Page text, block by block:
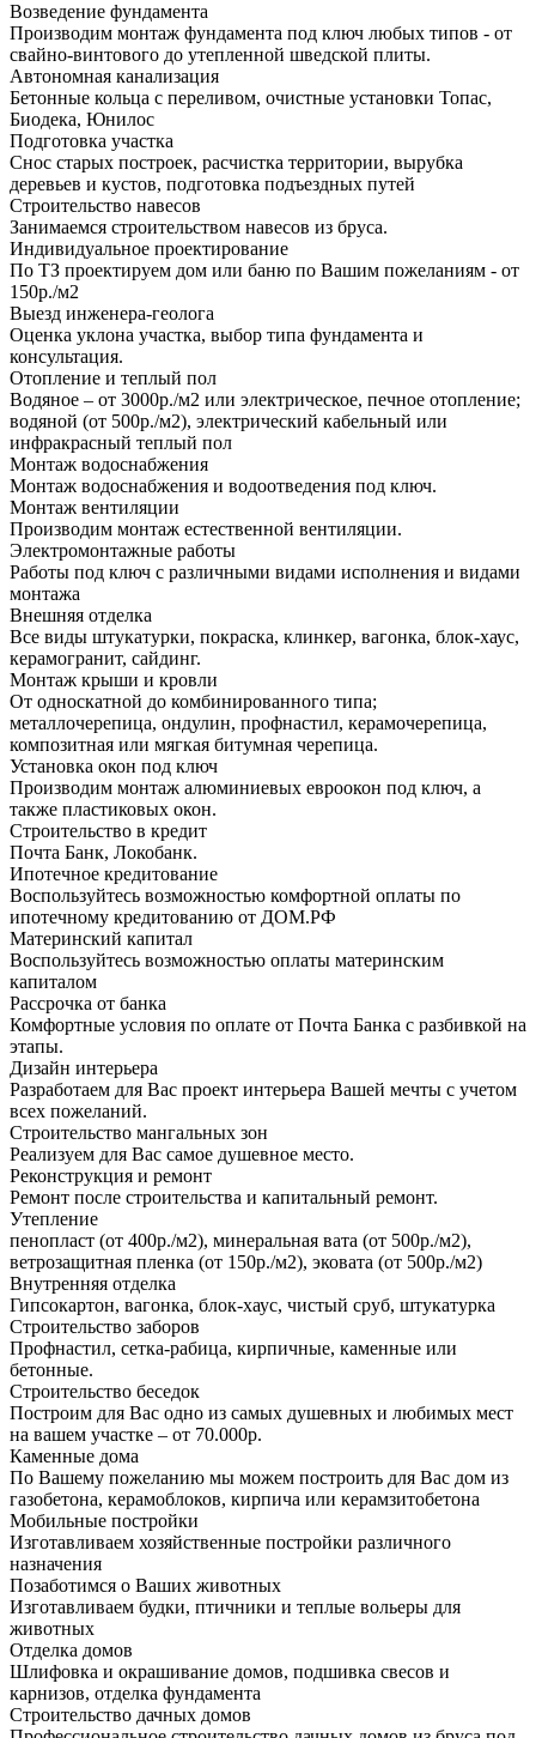
Возведение фундамента
Производим монтаж фундамента под ключ любых типов - от
свайно-винтового до утепленной шведской плиты.
Автономная канализация
Бетонные кольца с переливом, очистные установки Топас,
Биодека, Юнилос
Подготовка участка
Снос старых построек, расчистка территории, вырубка
деревьев и кустов, подготовка подъездных путей
Строительство навесов
Занимаемся строительством навесов из бруса.
Индивидуальное проектирование
По ТЗ проектируем дом или баню по Вашим пожеланиям - от
150р./м2
Выезд инженера-геолога
Оценка уклона участка, выбор типа фундамента и
консультация.
Отопление и теплый пол
Водяное – от 3000р./м2 или электрическое, печное отопление;
водяной (от 500р./м2), электрический кабельный или
инфракрасный теплый пол
Монтаж водоснабжения
Монтаж водоснабжения и водоотведения под ключ.
Монтаж вентиляции
Производим монтаж естественной вентиляции.
Электромонтажные работы
Работы под ключ с различными видами исполнения и видами
монтажа
Внешняя отделка
Все виды штукатурки, покраска, клинкер, вагонка, блок-хаус,
керамогранит, сайдинг.
Монтаж крыши и кровли
От односкатной до комбинированного типа;
металлочерепица, ондулин, профнастил, керамочерепица,
композитная или мягкая битумная черепица.
Установка окон под ключ
Производим монтаж алюминиевых евроокон под ключ, а
также пластиковых окон.
Строительство в кредит
Почта Банк, Локобанк.
Ипотечное кредитование
Воспользуйтесь возможностью комфортной оплаты по
ипотечному кредитованию от ДОМ.РФ
Материнский капитал
Воспользуйтесь возможностью оплаты материнским
капиталом
Рассрочка от банка
Комфортные условия по оплате от Почта Банка с разбивкой на
этапы.
Дизайн интерьера
Разработаем для Вас проект интерьера Вашей мечты с учетом
всех пожеланий.
Строительство мангальных зон
Реализуем для Вас самое душевное место.
Реконструкция и ремонт
Ремонт после строительства и капитальный ремонт.
Утепление
пенопласт (от 400р./м2), минеральная вата (от 500р./м2),
ветрозащитная пленка (от 150р./м2), эковата (от 500р./м2)
Внутренняя отделка
Гипсокартон, вагонка, блок-хаус, чистый сруб, штукатурка
Строительство заборов
Профнастил, сетка-рабица, кирпичные, каменные или
бетонные.
Строительство беседок
Построим для Вас одно из самых душевных и любимых мест
на вашем участке – от 70.000р.
Каменные дома
По Вашему пожеланию мы можем построить для Вас дом из
газобетона, керамоблоков, кирпича или керамзитобетона
Мобильные постройки
Изготавливаем хозяйственные постройки различного
назначения
Позаботимся о Ваших животных
Изготавливаем будки, птичники и теплые вольеры для
животных
Отделка домов
Шлифовка и окрашивание домов, подшивка свесов и
карнизов, отделка фундамента
Строительство дачных домов